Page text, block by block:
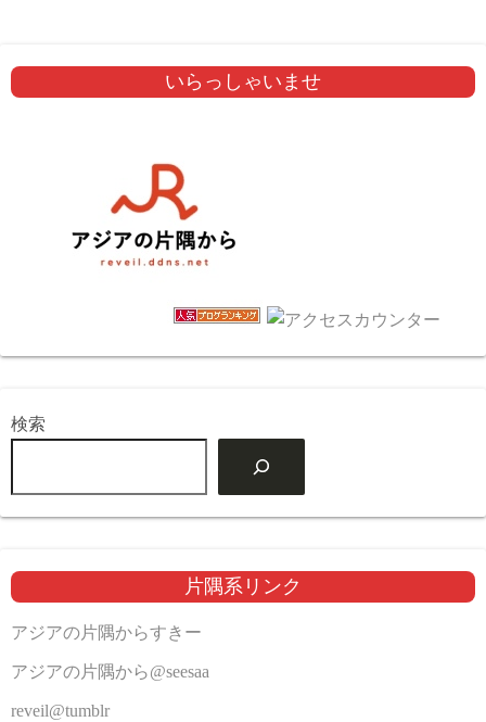
いらっしゃいませ
検索
片隅系リンク
アジアの片隅からすきー
アジアの片隅から@seesaa
reveil@tumblr